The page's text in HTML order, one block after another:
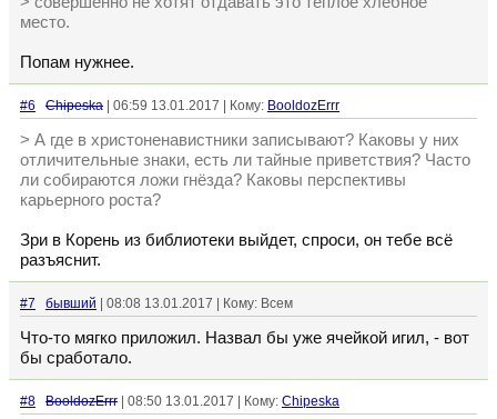
место.
Попам нужнее.
#6 Chipeska | 06:59 13.01.2017 | Кому: BooldozErrr
> А где в христоненавистники записывают? Каковы у них
отличительные знаки, есть ли тайные приветствия? Часто
ли собираются ложи гнёзда? Каковы перспективы
карьерного роста?
Зри в Корень из библиотеки выйдет, спроси, он тебе всё
разъяснит.
#7 бывший | 08:08 13.01.2017 | Кому: Всем
Что-то мягко приложил. Назвал бы уже ячейкой игил, - вот
бы сработало.
#8 BooldozErrr | 08:50 13.01.2017 | Кому: Chipeska